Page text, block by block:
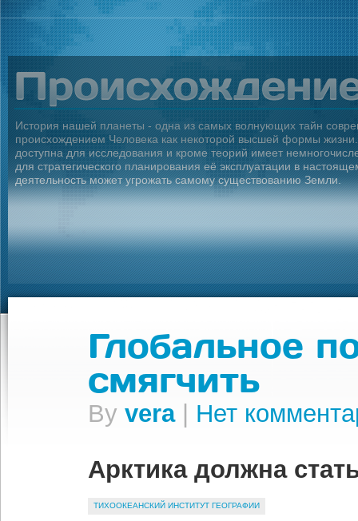
История нашей планеты - одна из самых волнующих тайн
происхождением Человека как некоторой высшей формы
доступна для исследования и кроме теорий имеет
для стратегического планирования её эксплуатации в
деятельность может угрожать самому существованию Земли.
Глобальное
смягчить
By vera| Нет
Арктика должна
ТИХООКЕАНСКИЙ ИНСТИТУТ ГЕОГРАФИИ